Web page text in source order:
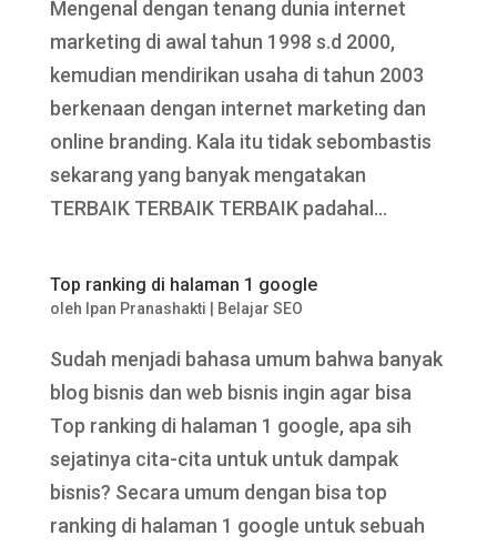
Mengenal dengan tenang dunia internet
marketing di awal tahun 1998 s.d 2000,
kemudian mendirikan usaha di tahun 2003
berkenaan dengan internet marketing dan
online branding. Kala itu tidak sebombastis
sekarang yang banyak mengatakan
TERBAIK TERBAIK TERBAIK padahal...
Top ranking di halaman 1 google
oleh Ipan Pranashakti Belajar SEO
Sudah menjadi bahasa umum bahwa banyak
blog bisnis dan web bisnis ingin agar bisa
Top ranking di halaman 1 google, apa sih
sejatinya cita-cita untuk untuk dampak
bisnis? Secara umum dengan bisa top
ranking di halaman 1 google untuk sebuah